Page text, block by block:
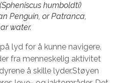
humboldti)
Penguin, or Patranca,
water.
lyd for å kunne navigere.
fra menneskelig aktivitet
å skille lyder.Støyen